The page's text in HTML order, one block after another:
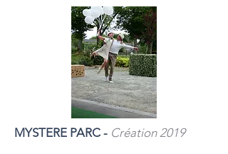
MYSTERE PARC - Création 2019